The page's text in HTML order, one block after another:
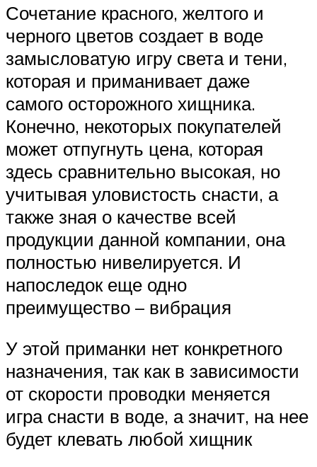
Сочетание красного, желтого и
черного цветов создает в воде
замысловатую игру света и тени,
которая и приманивает даже
самого осторожного хищника.
Конечно, некоторых покупателей
может отпугнуть цена, которая
здесь сравнительно высокая, но
учитывая уловистость снасти, а
также зная о качестве всей
продукции данной компании, она
полностью нивелируется. И
напоследок еще одно
преимущество – вибрация
У этой приманки нет конкретного
назначения, так как в зависимости
от скорости проводки меняется
игра снасти в воде, а значит, на нее
будет клевать любой хищник